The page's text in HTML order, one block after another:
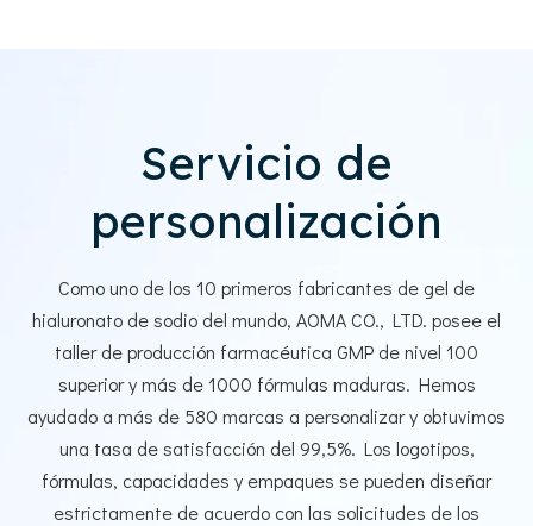
Servicio de
personalización
Como uno de los 10 primeros fabricantes de gel de
hialuronato de sodio del mundo, AOMA CO., LTD. posee el
taller de producción farmacéutica GMP de nivel 100
superior y más de 1000 fórmulas maduras. Hemos
ayudado a más de 580 marcas a personalizar y obtuvimos
una tasa de satisfacción del 99,5%. Los logotipos,
fórmulas, capacidades y empaques se pueden diseñar
estrictamente de acuerdo con las solicitudes de los